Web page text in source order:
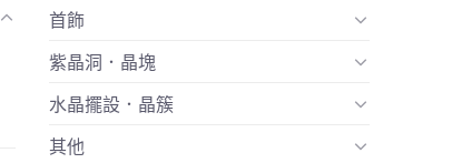
首飾
紫晶洞．晶塊
水晶擺設．晶簇
其他